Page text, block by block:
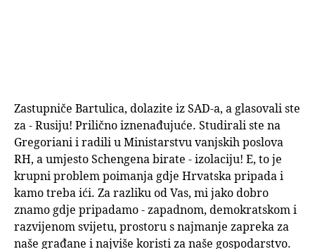
Zastupniče Bartulica, dolazite iz SAD-a, a glasovali ste
za - Rusiju! Prilično iznenađujuće. Studirali ste na
Gregoriani i radili u Ministarstvu vanjskih poslova
RH, a umjesto Schengena birate - izolaciju! E, to je
krupni problem poimanja gdje Hrvatska pripada i
kamo treba ići. Za razliku od Vas, mi jako dobro
znamo gdje pripadamo - zapadnom, demokratskom i
razvijenom svijetu, prostoru s najmanje zapreka za
naše građane i najviše koristi za naše gospodarstvo.